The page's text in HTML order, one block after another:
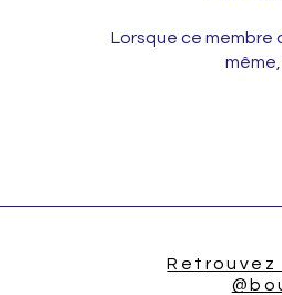
Lorsque ce membre
même,
Retrouvez